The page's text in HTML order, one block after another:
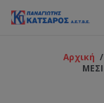
Αρχική /